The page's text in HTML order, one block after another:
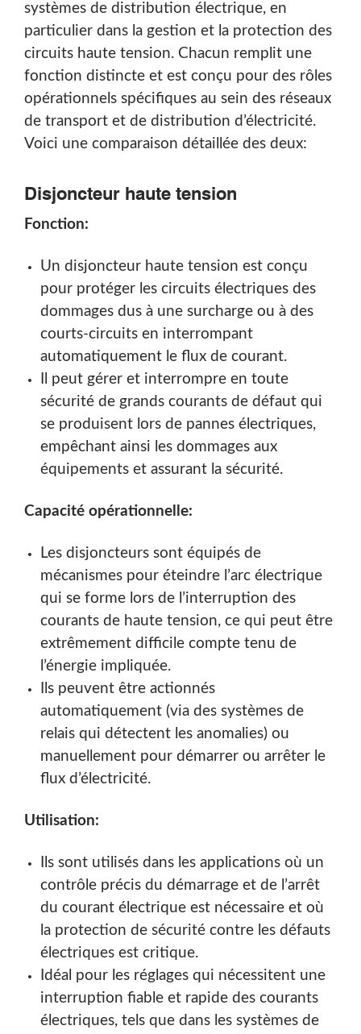
systèmes de distribution électrique, en
particulier dans la gestion et la protection des
circuits haute tension. Chacun remplit une
fonction distincte et est conçu pour des rôles
opérationnels spécifiques au sein des réseaux
de transport et de distribution d’électricité.
Voici une comparaison détaillée des deux:
Disjoncteur haute tension
Fonction:
Un disjoncteur haute tension est conçu
pour protéger les circuits électriques des
dommages dus à une surcharge ou à des
courts-circuits en interrompant
automatiquement le flux de courant.
Il peut gérer et interrompre en toute
sécurité de grands courants de défaut qui
se produisent lors de pannes électriques,
empêchant ainsi les dommages aux
équipements et assurant la sécurité.
Capacité opérationnelle:
Les disjoncteurs sont équipés de
mécanismes pour éteindre l’arc électrique
qui se forme lors de l’interruption des
courants de haute tension, ce qui peut être
extrêmement difficile compte tenu de
l’énergie impliquée.
Ils peuvent être actionnés
automatiquement (via des systèmes de
relais qui détectent les anomalies) ou
manuellement pour démarrer ou arrêter le
flux d’électricité.
Utilisation:
Ils sont utilisés dans les applications où un
contrôle précis du démarrage et de l’arrêt
du courant électrique est nécessaire et où
la protection de sécurité contre les défauts
électriques est critique.
Idéal pour les réglages qui nécessitent une
interruption fiable et rapide des courants
électriques, tels que dans les systèmes de
Rechercher